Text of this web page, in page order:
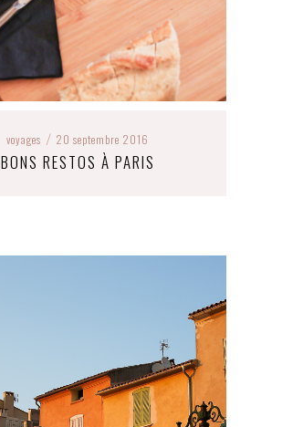
voyages / 20 septembre 2016
BONS RESTOS À PARIS